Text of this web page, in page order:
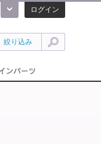
ログイン
絞り込み